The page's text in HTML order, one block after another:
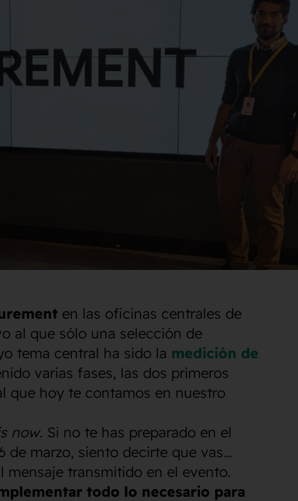
en las oficinas centrales de
al que sólo una selección de
tema central ha sido la medición de
varias fases, las dos primeros
que hoy te contamos en nuestro
now. Si no te has preparado en el
de marzo, siento decirte que vas…
mensaje transmitido en el evento.
todo lo necesario para